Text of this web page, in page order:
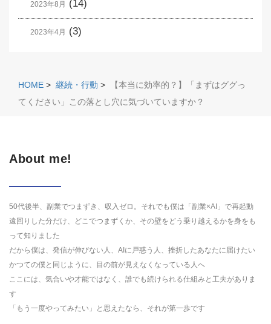
2023年8月 (14)
2023年4月 (3)
HOME > 継続・行動 >
【本当に効率的？】「まずはググっ
てください」この落とし穴に気づいていますか？
About me!
50代後半、副業でつまずき、収入ゼロ。それでも僕は「副業×AI」で再起動
遠回りした分だけ、どこでつまずくか、その壁をどう乗り越えるかを身をも
って知りました
だから僕は、発信が伸びない人、AIに戸惑う人、挫折したあなたに届けたい
かつての僕と同じように、目の前が見えなくなっている人へ
ここには、気合いや才能ではなく、誰でも続けられる仕組みと工夫がありま
す
「もう一度やってみたい」と思えたなら、それが第一歩です